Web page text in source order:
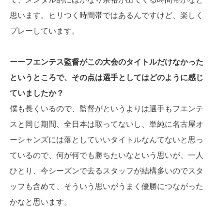
思います。ヒリつく時間帯ではあるんですけど、楽しく
プレーしています。
ーーフエンテス監督がこの大会のタイトルだけなかった
というところで、その点は選手としてはどのように感じ
ていましたか？
僕も長くいるので、監督がというよりは選手もフエンテ
スと同じ期間、全日本は取ってないし、単純に名古屋オ
ーシャンズには落としていいタイトルなんてないと思っ
ているので、何が何でも勝ちたいなという思いが、一人
ひとり、今シーズンで去るスタッフが結構多いのでスタ
ッフも含めて、そういう思いがうまく優勝につながった
かなと思います。